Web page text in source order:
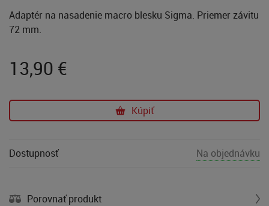
Adaptér na nasadenie macro blesku Sigma. Priemer závitu
72 mm.
13,90 €
Kúpiť
Dostupnosť Na objednávku
Porovnať produkt